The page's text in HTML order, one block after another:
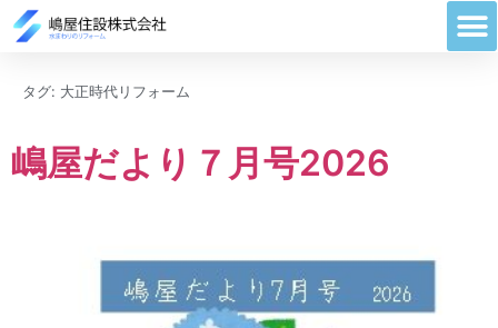
タグ: 大正時代リフォーム
嶋屋だより７月号2026